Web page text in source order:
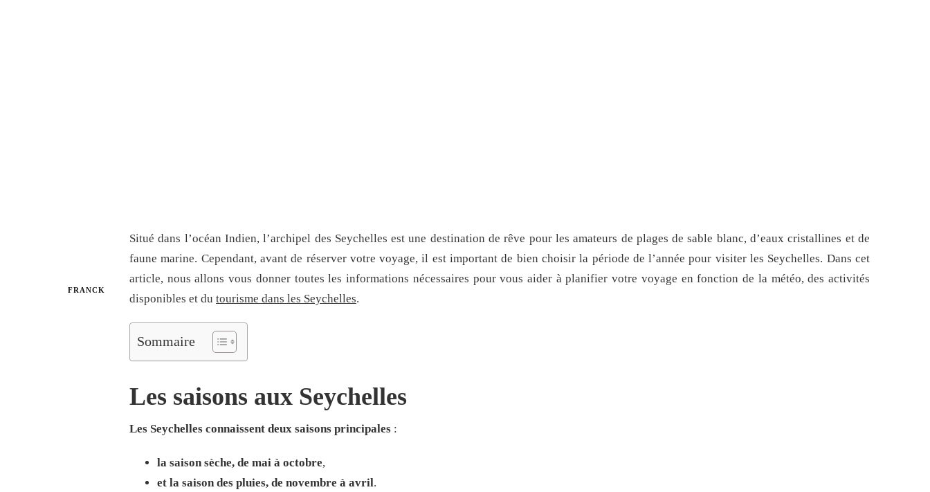
FRANCK
Situé dans l’océan Indien, l’archipel des Seychelles est une destination de rêve pour les amateurs de plages de sable blanc, d’eaux cristallines et de
faune marine. Cependant, avant de réserver votre voyage, il est important de bien choisir la période de l’année pour visiter les Seychelles. Dans cet
article, nous allons vous donner toutes les informations nécessaires pour vous aider à planifier votre voyage en fonction de la météo, des activités
disponibles et du tourisme dans les Seychelles.
Sommaire
Les saisons aux Seychelles
Les Seychelles connaissent deux saisons principales :
la saison sèche, de mai à octobre,
et la saison des pluies, de novembre à avril.